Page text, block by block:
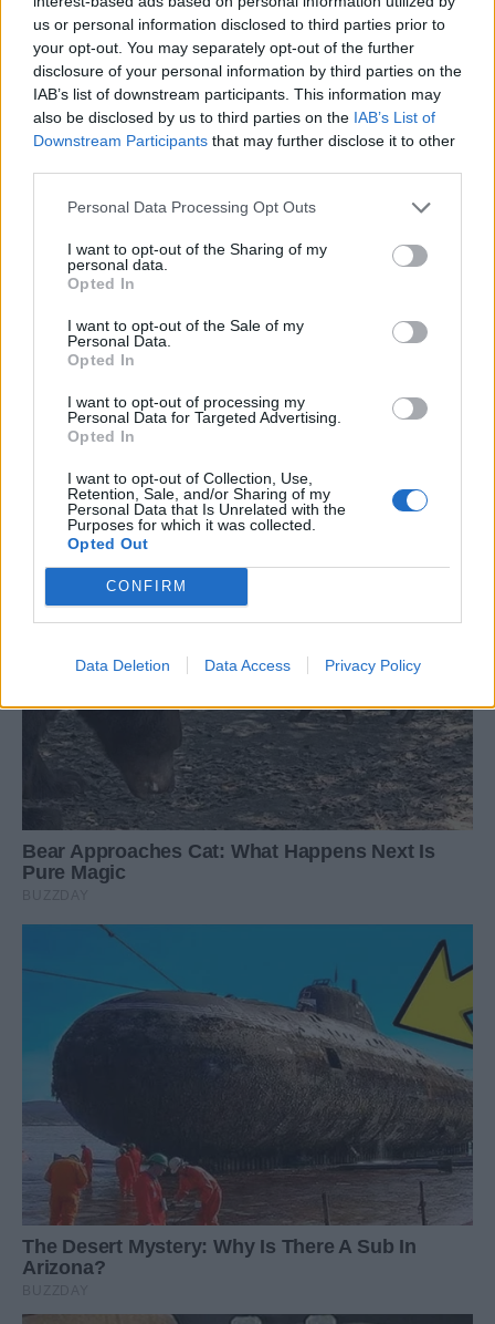
us or personal information disclosed to third parties prior to
your opt-out. You may separately opt-out of the further
disclosure of your personal information by third parties on the
IAB’s list of downstream participants. This information may
also be disclosed by us to third parties on the IAB’s List of
Downstream Participants that may further disclose it to other
Personal Data Processing Opt Outs
I want to opt-out of the Sharing of my
personal data.
Opted In
I want to opt-out of the Sale of my
Personal Data.
Opted In
I want to opt-out of processing my
Personal Data for Targeted Advertising.
Opted In
I want to opt-out of Collection, Use,
Retention, Sale, and/or Sharing of my
Personal Data that Is Unrelated with the
Purposes for which it was collected.
Opted Out
CONFIRM
Data Deletion Data Access Privacy Policy